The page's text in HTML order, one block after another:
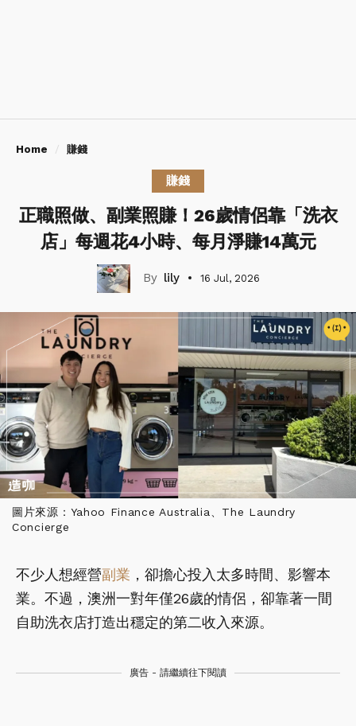
Home 賺錢
賺錢
正職照做、副業照賺！26歲情侶靠「洗衣
店」每週花4小時、每月淨賺14萬元
lily 16 Jul, 2026
圖片來源：Yahoo Finance Australia、The Laundry
Concierge
不少人想經營副業 ，卻擔心投入太多時間、影響本
業。不過，澳洲一對年僅26歲的情侶，卻靠著一間
自助洗衣店打造出穩定的第二收入來源。
廣告 - 請繼續往下閱讀